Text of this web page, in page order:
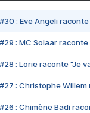
#30 : Eve Angeli
#29 : MC Solaar
#28 : Lorie raconte "Je
#27 : Christophe
#26 : Chimène Badi